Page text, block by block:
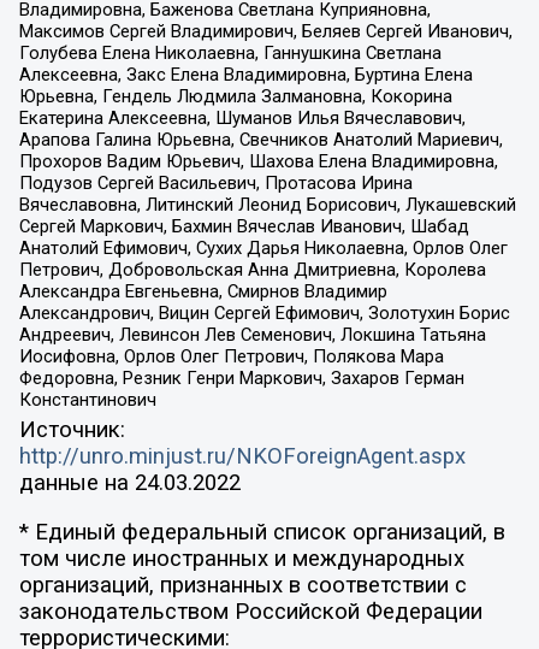
Владимировна, Баженова Светлана Куприяновна,
Максимов Сергей Владимирович, Беляев Сергей Иванович,
Голубева Елена Николаевна, Ганнушкина Светлана
Алексеевна, Закс Елена Владимировна, Буртина Елена
Юрьевна, Гендель Людмила Залмановна, Кокорина
Екатерина Алексеевна, Шуманов Илья Вячеславович,
Арапова Галина Юрьевна, Свечников Анатолий Мариевич,
Прохоров Вадим Юрьевич, Шахова Елена Владимировна,
Подузов Сергей Васильевич, Протасова Ирина
Вячеславовна, Литинский Леонид Борисович, Лукашевский
Сергей Маркович, Бахмин Вячеслав Иванович, Шабад
Анатолий Ефимович, Сухих Дарья Николаевна, Орлов Олег
Петрович, Добровольская Анна Дмитриевна, Королева
Александра Евгеньевна, Смирнов Владимир
Александрович, Вицин Сергей Ефимович, Золотухин Борис
Андреевич, Левинсон Лев Семенович, Локшина Татьяна
Иосифовна, Орлов Олег Петрович, Полякова Мара
Федоровна, Резник Генри Маркович, Захаров Герман
Константинович
Источник:
http://unro.minjust.ru/NKOForeignAgent.aspx
данные на 24.03.2022
* Единый федеральный список организаций, в
том числе иностранных и международных
организаций, признанных в соответствии с
законодательством Российской Федерации
террористическими: